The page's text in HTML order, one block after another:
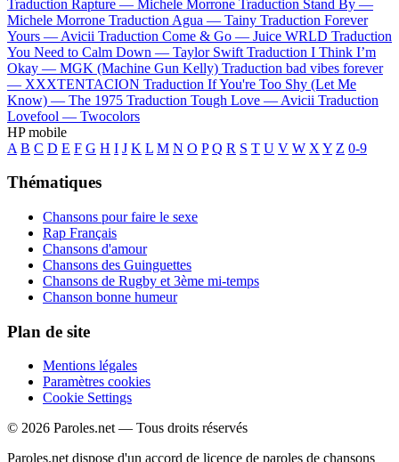
Traduction Rapture — Michele Morrone Traduction Stand By —
Michele Morrone Traduction Agua — Tainy Traduction Forever
Yours — Avicii Traduction Come & Go — Juice WRLD Traduction
You Need to Calm Down — Taylor Swift Traduction I Think I’m
Okay — MGK (Machine Gun Kelly) Traduction bad vibes forever
— XXXTENTACION Traduction If You're Too Shy (Let Me
Know) — The 1975 Traduction Tough Love — Avicii Traduction
Lovefool — Twocolors
HP mobile
A B C D E F G H I J K L M N O P Q R S T U V W X Y Z 0-9
Thématiques
Chansons pour faire le sexe
Rap Français
Chansons d'amour
Chansons des Guinguettes
Chansons de Rugby et 3ème mi-temps
Chanson bonne humeur
Plan de site
Mentions légales
Paramètres cookies
Cookie Settings
© 2026 Paroles.net — Tous droits réservés
Paroles.net dispose d'un accord de licence de paroles de chansons